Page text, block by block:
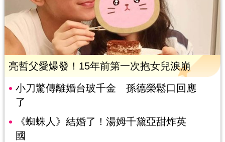
亮哲父愛爆發！15年前第一次抱女兒淚崩
小刀驚傳離婚台玻千金 孫德榮鬆口回應
了
《蜘蛛人》結婚了！湯姆千黛亞甜炸英
國